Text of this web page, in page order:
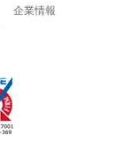
企業情報